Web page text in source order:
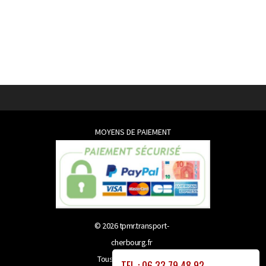
MOYENS DE PAIEMENT
© 2026tpmr.transport-
cherbourg.fr
Tous droits réservés